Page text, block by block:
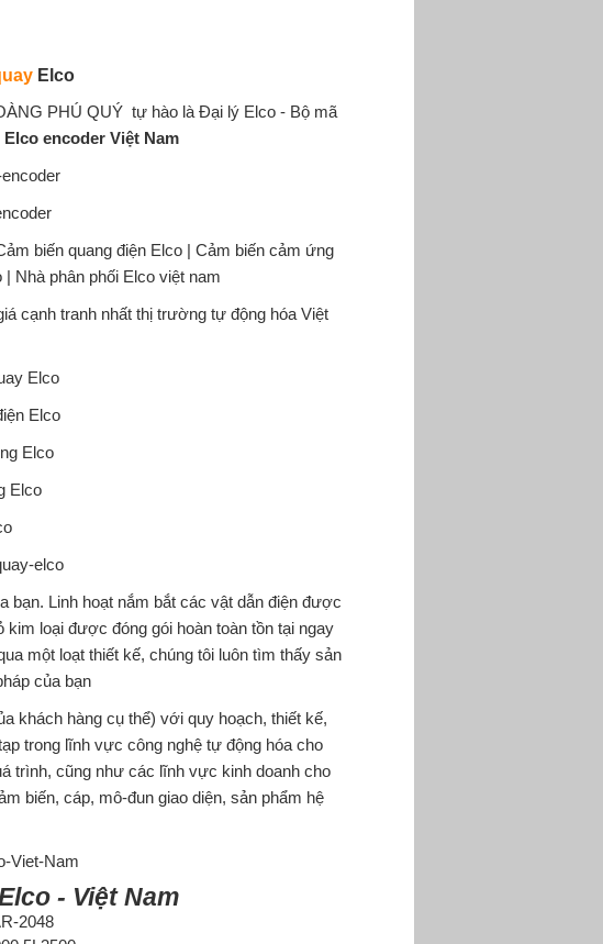
Elco
PHÚ QUÝ tự hào là Đại lý Elco - Bộ mã
Elco encoder Việt Nam
biến quang điện Elco | Cảm biến cảm ứng
Nhà phân phối Elco việt nam
cạnh tranh nhất thị trường tự động hóa Việt
Elco
Elco
Elco
Elco
bạn. Linh hoạt nắm bắt các vật dẫn điện được
loại được đóng gói hoàn toàn tồn tại ngay
một loạt thiết kế, chúng tôi luôn tìm thấy sản
của bạn
khách hàng cụ thể) với quy hoạch, thiết kế,
trong lĩnh vực công nghệ tự động hóa cho
trình, cũng như các lĩnh vực kinh doanh cho
biến, cáp, mô-đun giao diện, sản phẩm hệ
- Việt Nam
2048